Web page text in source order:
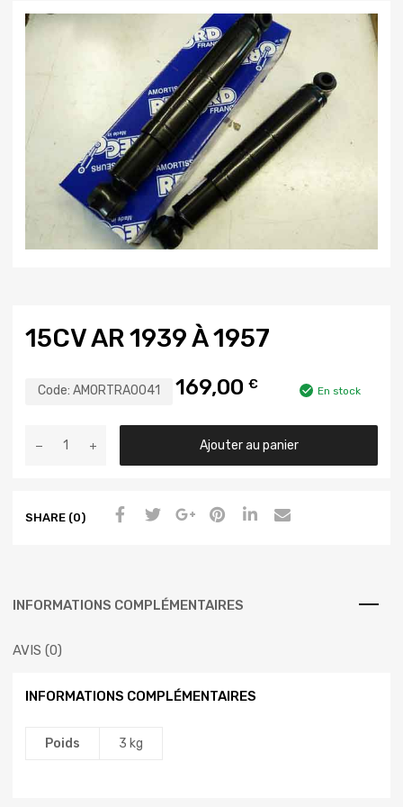
15CV AR 1939 À 1957
Code: AMORTRA0041 169,00 € En stock
Ajouter au panier
SHARE (0)
INFORMATIONS COMPLÉMENTAIRES
AVIS (0)
INFORMATIONS COMPLÉMENTAIRES
Poids 3 kg